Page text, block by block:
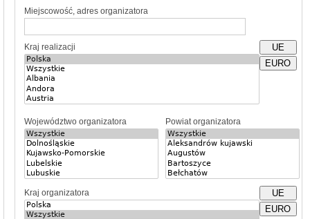
Miejscowość, adres organizatora
Kraj realizacji
UE
EURO
Województwo organizatora Powiat organizatora
Kraj organizatora
UE
EURO